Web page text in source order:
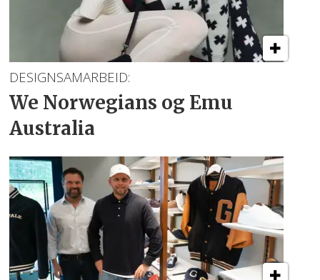
DESIGNSAMARBEID:
We Norwegians og Emu
Australia